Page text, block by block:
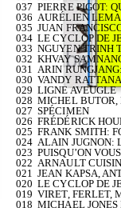
037 PIERRE PIGOT:
036 AURÉLIEN
035 JUAN
034 LE CYCLOP DE
033 NGUYEN TRINH
032 KHVAY
031 ARIN
030 VANDY
029 LIGNE AVEUGLE
028 MICHEL BUTOR,
027 SPÉCIMEN
026 FRÉDÉRICK
025 FRANK SMITH:
024 ALAIN JUGNON:
023 PUISQU’ON
022 ARNAULT
021 JEAN KAPSA,
020 LE CYCLOP DE
019 VIRET, FERLET,
018 MICHAEL